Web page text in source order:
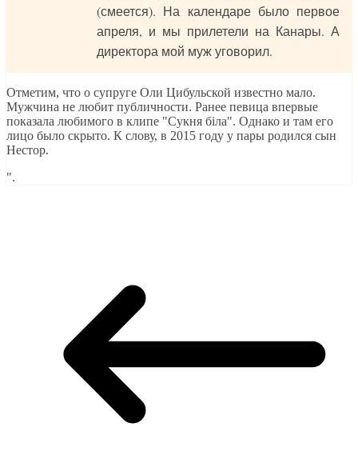
(смеется). На календаре было первое
апреля, и мы прилетели на Канары. А
директора мой муж уговорил.
Отметим, что о супруге Оли Цибульской известно мало.
Мужчина не любит публичности. Ранее певица впервые
показала любимого в клипе "Сукня біла". Однако и там его
лицо было скрыто. К слову, в 2015 году у пары родился сын
Нестор.
".